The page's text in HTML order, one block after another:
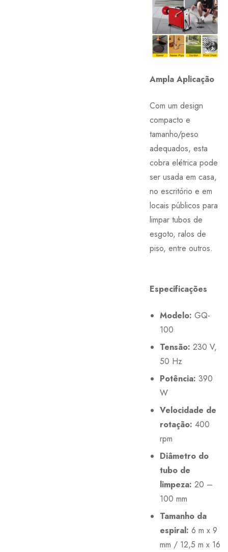
Ampla Aplicação
Com um design
compacto e
tamanho/peso
adequados, esta
cobra elétrica pode
ser usada em casa,
no escritório e em
locais públicos para
limpar tubos de
esgoto, ralos de
piso, entre outros.
Especificações
Modelo: GQ-
100
Tensão: 230 V,
50 Hz
Potência: 390
W
Velocidade de
rotação: 400
rpm
Diâmetro do
tubo de
limpeza: 20 –
100 mm
Tamanho da
espiral: 6 m x 9
mm / 12,5 m x 16